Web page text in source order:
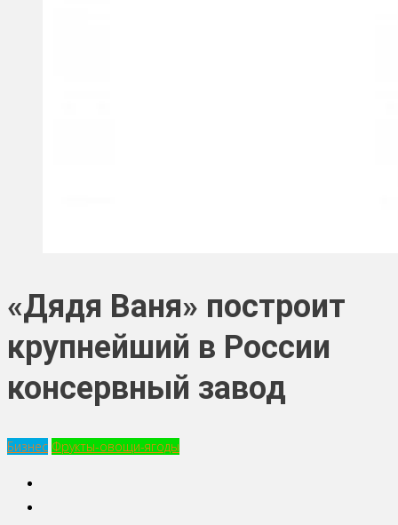
«Дядя Ваня» построит
крупнейший в России
консервный завод
Бизнес Фрукты-овощи-ягоды